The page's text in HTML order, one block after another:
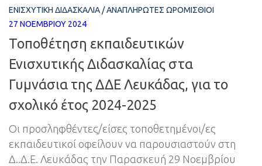
ΕΝΙΣΧΥΤΙΚΉ ΔΙΔΑΣΚΑΛΊΑ /ΑΝΑΠΛΗΡΩΤΈΣ ΩΡΟΜΊΣΘΙΟΙ
27 ΝΟΕΜΒΡΊΟΥ 2024
Τοποθέτηση εκπαιδευτικών
Ενισχυτικής Διδασκαλίας στα
Γυμνάσια της ΔΔΕ Λευκάδας, για το
σχολικό έτος 2024-2025
Οι προσληφθέντες/είσες τοποθετημένοι/ες
εκπαιδευτικοί οφείλουν να παρουσιαστούν στη
Δ..Δ.Ε. Λευκάδας την Παρασκευή 29 Νοεμβρίου